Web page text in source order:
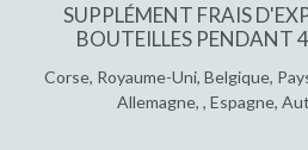
SUPPLÉMENT FRAIS
BOUTEILLES PENDANT
Corse, Royaume-Uni, Belgique,
Allemagne, , Espagne,